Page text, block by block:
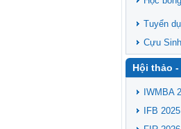
Tuyển
Cựu
Hội thảo
IWMBA
IFB 2025